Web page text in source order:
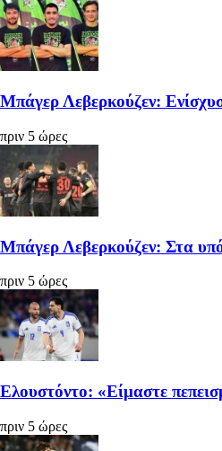
Μπάγερ Λεβερκούζεν:
πριν 5 ώρες
Μπάγερ Λεβερκούζεν: Στα
πριν 5 ώρες
Ελουστόντο: «Είμαστε
πριν 5 ώρες